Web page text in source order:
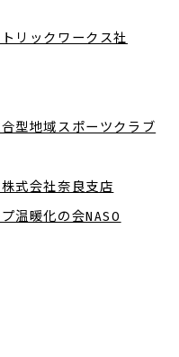
リックワークス社
型地域スポーツクラブ
式会社奈良支店
温暖化の会NASO